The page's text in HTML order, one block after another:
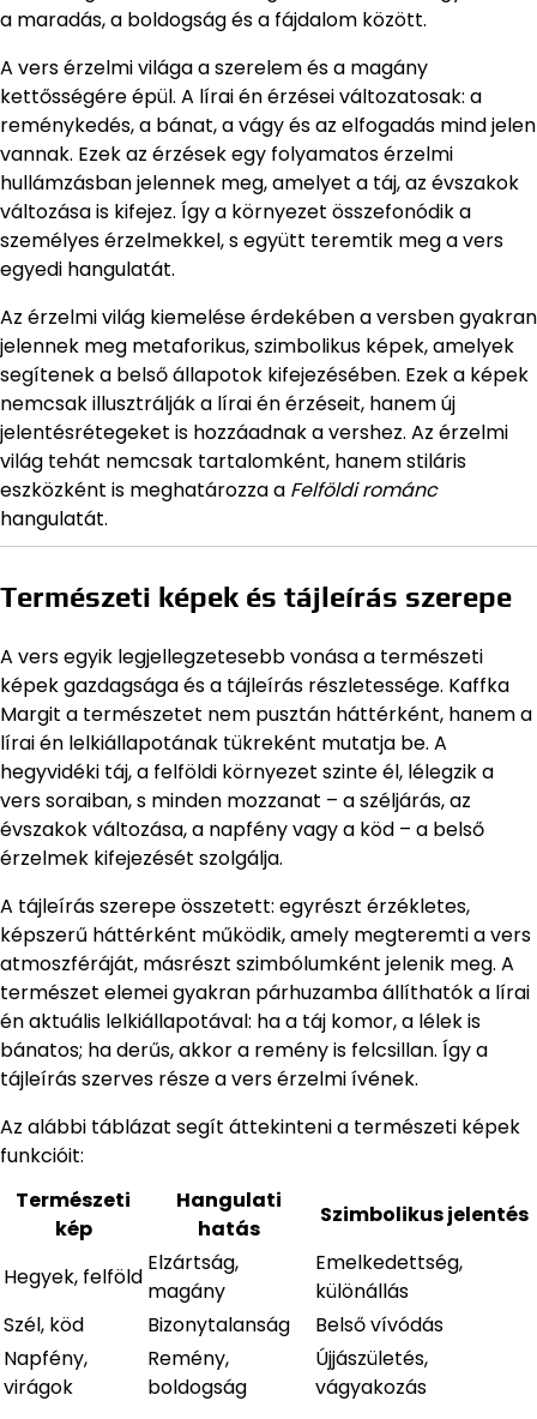
a maradás, a boldogság és a fájdalom között.
A vers érzelmi világa a szerelem és a magány
kettősségére épül. A lírai én érzései változatosak: a
reménykedés, a bánat, a vágy és az elfogadás mind jelen
vannak. Ezek az érzések egy folyamatos érzelmi
hullámzásban jelennek meg, amelyet a táj, az évszakok
változása is kifejez. Így a környezet összefonódik a
személyes érzelmekkel, s együtt teremtik meg a vers
egyedi hangulatát.
Az érzelmi világ kiemelése érdekében a versben gyakran
jelennek meg metaforikus, szimbolikus képek, amelyek
segítenek a belső állapotok kifejezésében. Ezek a képek
nemcsak illusztrálják a lírai én érzéseit, hanem új
jelentésrétegeket is hozzáadnak a vershez. Az érzelmi
világ tehát nemcsak tartalomként, hanem stiláris
eszközként is meghatározza a Felföldi románc
hangulatát.
Természeti képek és tájleírás szerepe
A vers egyik legjellegzetesebb vonása a természeti
képek gazdagsága és a tájleírás részletessége. Kaffka
Margit a természetet nem pusztán háttérként, hanem a
lírai én lelkiállapotának tükreként mutatja be. A
hegyvidéki táj, a felföldi környezet szinte él, lélegzik a
vers soraiban, s minden mozzanat – a széljárás, az
évszakok változása, a napfény vagy a köd – a belső
érzelmek kifejezését szolgálja.
A tájleírás szerepe összetett: egyrészt érzékletes,
képszerű háttérként működik, amely megteremti a vers
atmoszféráját, másrészt szimbólumként jelenik meg. A
természet elemei gyakran párhuzamba állíthatók a lírai
én aktuális lelkiállapotával: ha a táj komor, a lélek is
bánatos; ha derűs, akkor a remény is felcsillan. Így a
tájleírás szerves része a vers érzelmi ívének.
Az alábbi táblázat segít áttekinteni a természeti képek
funkcióit:
Természeti
kép
Hangulati
hatás
Szimbolikus jelentés
Hegyek, felföld
Elzártság,
magány
Emelkedettség,
különállás
Szél, köd
Bizonytalanság
Belső vívódás
Napfény,
virágok
Remény,
boldogság
Újjászületés,
vágyakozás